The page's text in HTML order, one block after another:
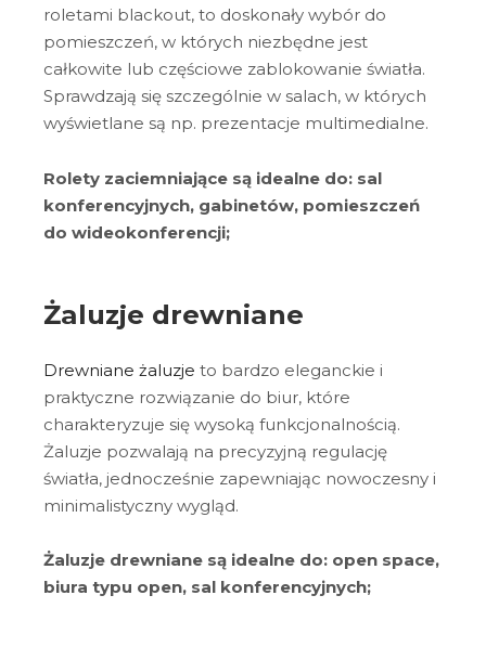
roletami blackout, to doskonały wybór do
pomieszczeń, w których niezbędne jest
całkowite lub częściowe zablokowanie światła.
Sprawdzają się szczególnie w salach, w których
wyświetlane są np. prezentacje multimedialne.
Rolety zaciemniające są idealne do: sal
konferencyjnych, gabinetów, pomieszczeń
do wideokonferencji;
Żaluzje drewniane
Drewniane żaluzje to bardzo eleganckie i
praktyczne rozwiązanie do biur, które
charakteryzuje się wysoką funkcjonalnością.
Żaluzje pozwalają na precyzyjną regulację
światła, jednocześnie zapewniając nowoczesny i
minimalistyczny wygląd.
Żaluzje drewniane są idealne do: open space,
biura typu open, sal konferencyjnych;